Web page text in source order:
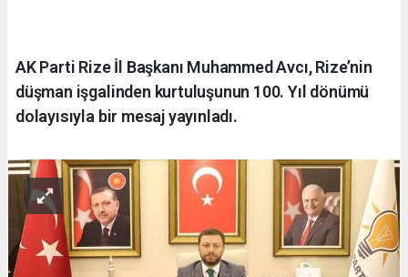
AK Parti Rize İl Başkanı Muhammed Avcı, Rize’nin
düşman işgalinden kurtuluşunun 100. Yıl dönümü
dolayısıyla bir mesaj yayınladı.